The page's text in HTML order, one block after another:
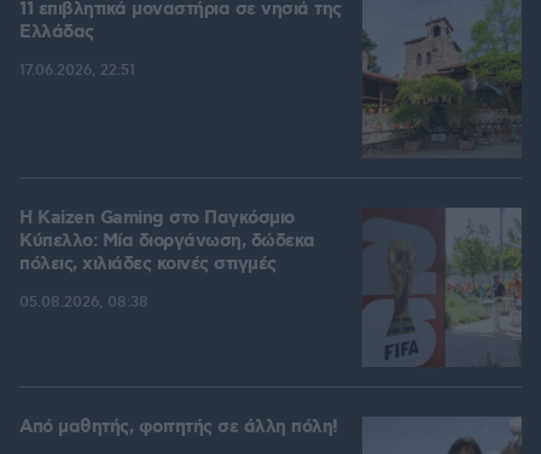
11 επιβλητικά μοναστήρια σε νησιά της
Ελλάδας
17.06.2026, 22:51
H Kaizen Gaming στο Παγκόσμιο
Kύπελλο: Μία διοργάνωση, δώδεκα
πόλεις, χιλιάδες κοινές στιγμές
05.08.2026, 08:38
Από μαθητής, φοιτητής σε άλλη πόλη!